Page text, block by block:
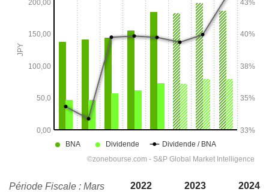
Période Fiscale : Mars 2022 2023
2024